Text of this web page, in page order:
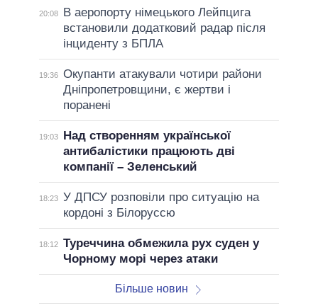
20:08
В аеропорту німецького Лейпцига
встановили додатковий радар після
інциденту з БПЛА
19:36 Окупанти атакували чотири райони
Дніпропетровщини, є жертви і
поранені
19:03
Над створенням української
антибалістики працюють дві
компанії – Зеленський
18:23 У ДПСУ розповіли про ситуацію на
кордоні з Білоруссю
18:12 Туреччина обмежила рух суден у
Чорному морі через атаки
Більше новин